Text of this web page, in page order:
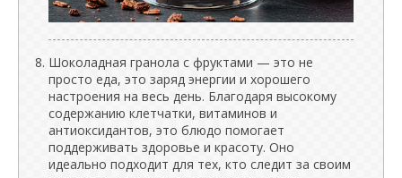
Шоколадная гранола с фруктами — это не
просто еда, это заряд энергии и хорошего
настроения на весь день. Благодаря высокому
содержанию клетчатки, витаминов и
антиоксидантов, это блюдо помогает
поддерживать здоровье и красоту. Оно
идеально подходит для тех, кто следит за своим